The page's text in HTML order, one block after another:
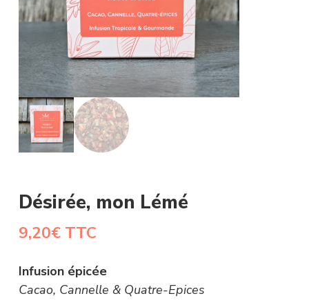
Désirée, mon Lémé
9,20€ TTC
Infusion épicée
Cacao, Cannelle & Quatre-Epices